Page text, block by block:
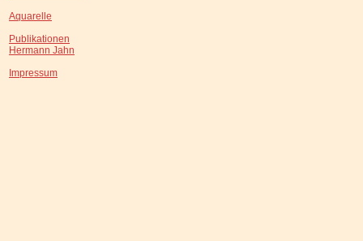
Aquarelle
Publikationen
Hermann Jahn
Impressum